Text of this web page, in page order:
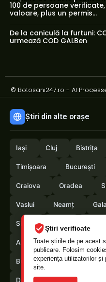
Știri verificate
Toate știrile de pe acest
publicare. Folosim
experiența utilizatorilor și
site.
100 de persoane verificate,
valoare, plus un permis...
De la caniculă la furtuni:
urmează COD GALBen
© Botosani247.ro - AI
Știri din alte orașe
Iași Cluj Bistrița
Timișoara București
Craiova Oradea
Vaslui Neamț
Sibiu
Arges Maramures
Buzau Braila
Dambovita Giurgiu